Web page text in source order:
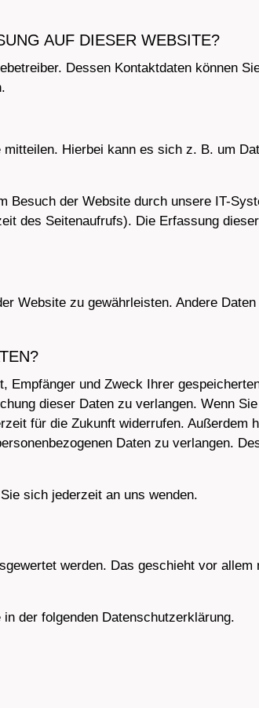
AUF DIESER WEBSITE?
Dessen Kontaktdaten können
Hierbei kann es sich z. B. um
Besuch der Website durch unsere IT-
des Seitenaufrufs). Die Erfassung
Website zu gewährleisten. Andere
und Zweck Ihrer
dieser Daten zu verlangen. Wenn
für die Zukunft widerrufen. Außerdem
Daten zu verlangen.
sich jederzeit an uns wenden.
werden. Das geschieht vor allem
der folgenden Datenschutzerklärung.